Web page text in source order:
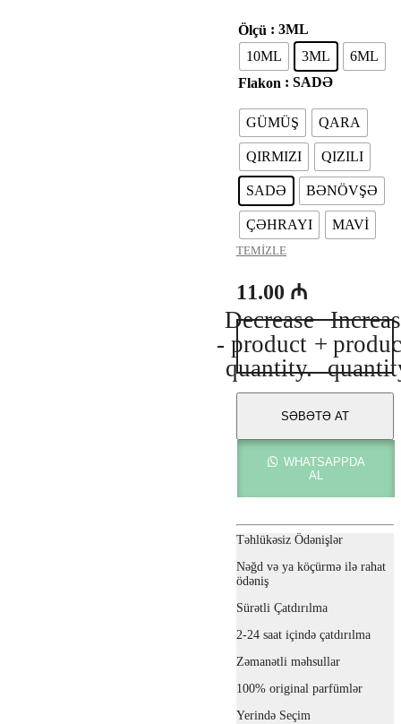
Ölçü : 3ML
10ML
3ML
6ML
Flakon : SADƏ
GÜMÜŞ QARA
QIRMIZI QIZILI
SADƏ BƏNÖVŞƏ
ÇƏHRAYI MAVİ
TEMIZLE
11.00 ₼
-
Decrease
product
quantity.
Armani
ACQUA
GIO
EDP
adet
+
SƏBƏTƏ AT
WHATSAPPDA
AL
Təhlükəsiz Ödənişlər
Nəğd və ya köçürmə ilə rahat
ödəniş
Sürətli Çatdırılma
2-24 saat içində çatdırılma
Zəmanətli məhsullar
100% original parfümlər
Yerində Seçim